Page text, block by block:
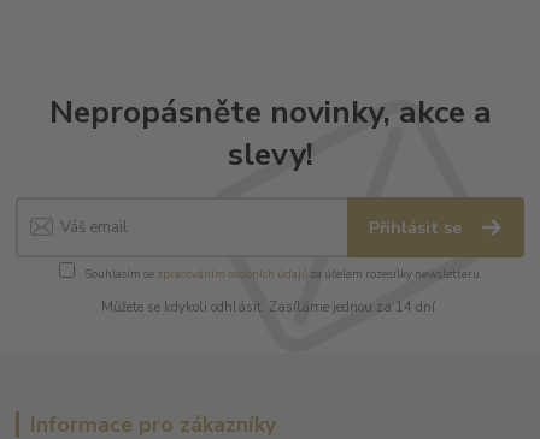
Nepropásněte novinky, akce a
slevy!
Přihlásit se
Souhlasím se zpracováním osobních údajůza účelem rozesílky newsletteru.
Můžete se kdykoli odhlásit. Zasíláme jednou za 14 dní.
Informace pro zákazníky